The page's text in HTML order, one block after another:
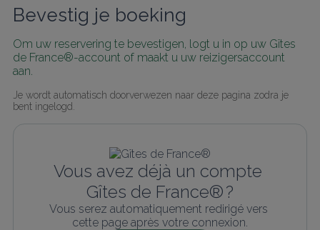
Bevestig je boeking
Om uw reservering te bevestigen, logt u in op uw Gîtes
de France®-account of maakt u uw reizigersaccount
aan.
Je wordt automatisch doorverwezen naar deze pagina zodra je
bent ingelogd.
Vous avez déjà un compte
Gîtes de France® ?
Vous serez automatiquement redirigé vers
cette page après votre connexion.